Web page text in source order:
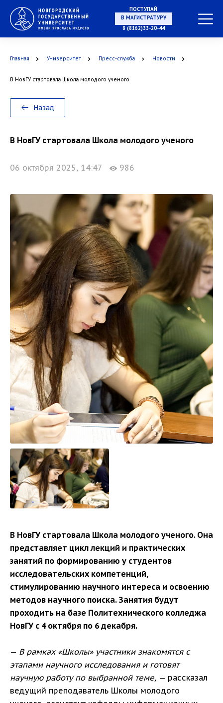
ПОСТУПАЙ
НА СПЕЦИАЛИТЕТ
В МАГИСТРАТУРУ
В АСПИРАНТУРУ
В ОРДИНАТУРУ
8 (8162)33-20-44
Главная Университет Пресс-служба Новости
В НовГУ стартовала Школа молодого ученого
Назад
В НовГУ стартовала Школа молодого ученого
06 октября 2025, 14:47 986
В НовГУ стартовала Школа молодого ученого. Она
представляет цикл лекций и практических
занятий по формированию у студентов
исследовательских компетенций,
стимулированию научного интереса и освоению
методов научного поиска. Занятия будут
проходить на базе Политехнического колледжа
НовГУ с 4 октября по 6 декабря.
— В рамках «Школы» участники знакомятся с
этапами научного исследования и готовят
научную работу по выбранной теме, — рассказал
ведущий преподаватель Школы молодого